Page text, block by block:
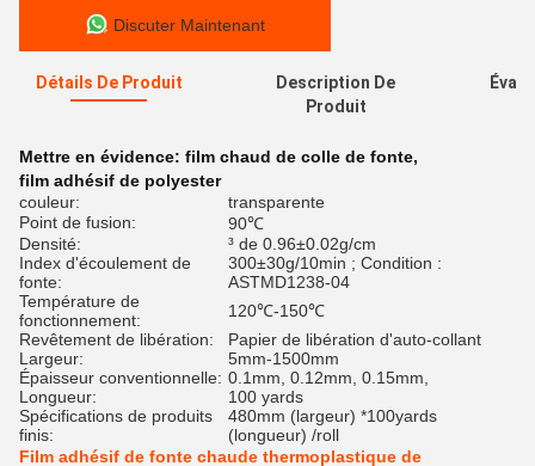
Discuter Maintenant
Détails De Produit
Description De
Produit
Mettre en évidence: film chaud de colle de fonte,
film adhésif de polyester
couleur:
transparente
Point de fusion:
90℃
Densité:
³ de 0.96±0.02g/cm
Index d'écoulement de
fonte:
300±30g/10min ; Condition :
ASTMD1238-04
Température de
fonctionnement:
120℃-150℃
Revêtement de libération:
Papier de libération d'auto-collant
Largeur:
5mm-1500mm
Épaisseur conventionnelle: 0.1mm, 0.12mm, 0.15mm,
Longueur:
100 yards
Spécifications de produits
finis:
480mm (largeur) *100yards
(longueur) /roll
Film adhésif de fonte chaude thermoplastique de